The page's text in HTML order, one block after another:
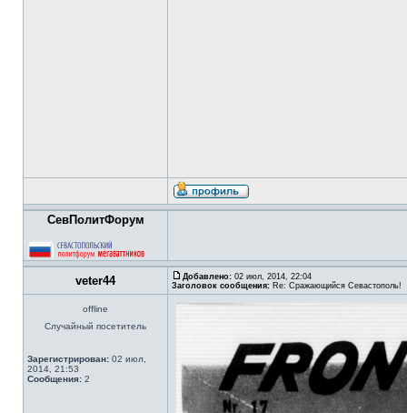
СевПолитФорум
veter44 Добавлено: 02 июл, 2014, 22:04
Заголовок сообщения: Re: Сражающийся Севастополь!
offline
Случайный посетитель
Зарегистрирован: 02 июл,
2014, 21:53
Сообщения: 2